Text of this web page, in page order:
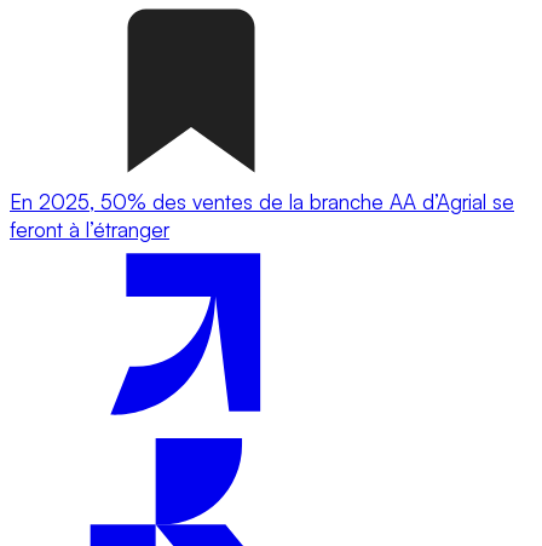
En 2025, 50% des ventes de la branche AA d’Agrial se
feront à l’étranger